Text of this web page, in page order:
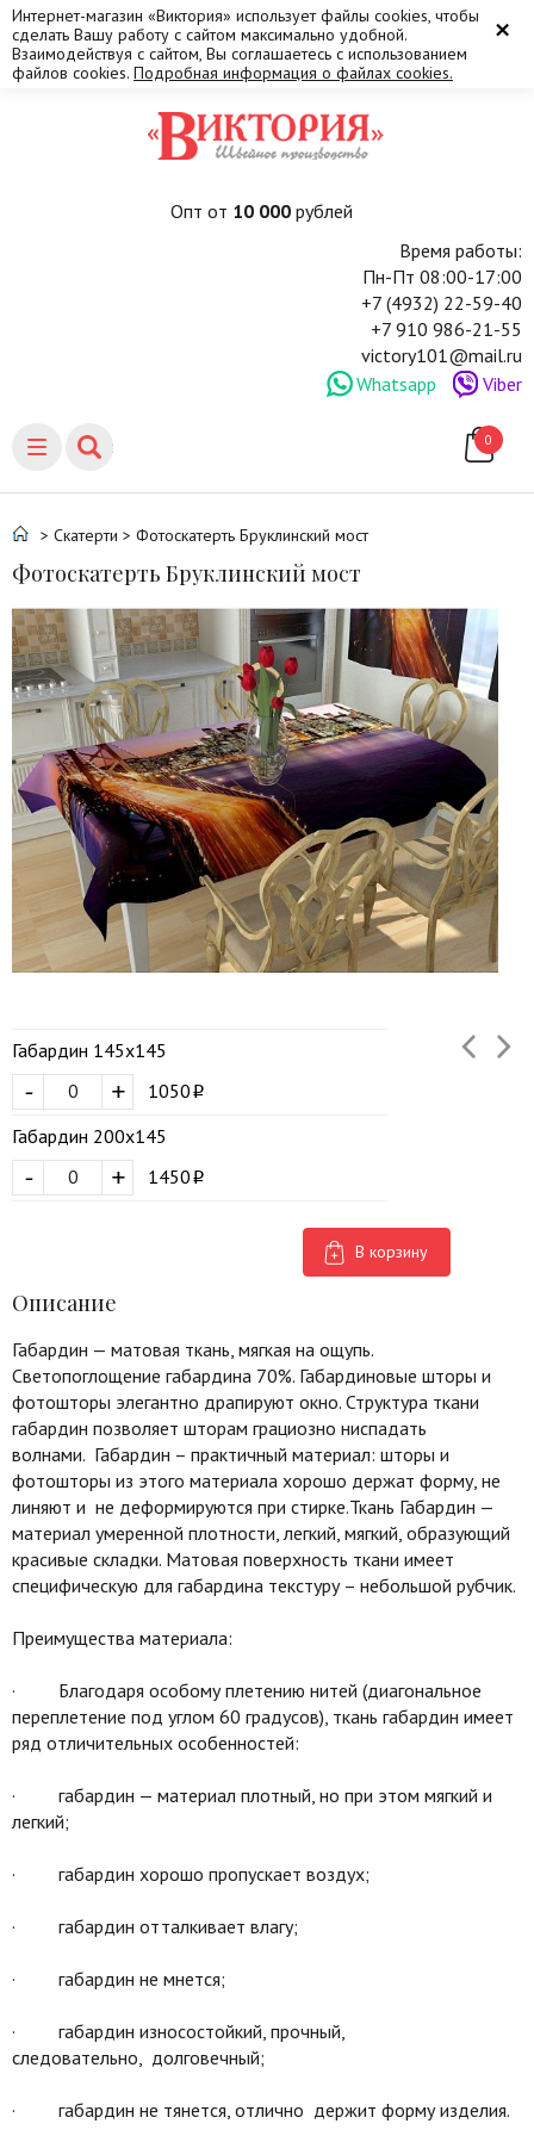
×
Интернет-магазин «Виктория» использует файлы cookies, чтобы
сделать Вашу работу с сайтом максимально удобной.
Взаимодействуя с сайтом, Вы соглашаетесь с использованием
файлов cookies. Подробная информация о файлах cookies.
Опт от 10 000рублей
Время работы:
Пн-Пт 08:00-17:00
+7 (4932) 22-59-40
+7 910 986-21-55
victory101@mail.ru
Whatsapp
Viber
0
> Скатерти > Фотоскатерть Бруклинский мост
Фотоскатерть Бруклинский мост
Габардин 145х145
+
-
1050
Габардин 200х145
+
- 1450
В корзину
Описание
Габардин — матовая ткань, мягкая на ощупь.
Светопоглощение габардина 70%. Габардиновые шторы и
фотошторы элегантно драпируют окно. Структура ткани
габардин позволяет шторам грациозно ниспадать
волнами. Габардин – практичный материал: шторы и
фотошторы из этого материала хорошо держат форму, не
линяют и не деформируются при стирке.Ткань Габардин —
материал умеренной плотности, легкий, мягкий, образующий
красивые складки. Матовая поверхность ткани имеет
специфическую для габардина текстуру – небольшой рубчик.
Преимущества материала:
· Благодаря особому плетению нитей (диагональное
переплетение под углом 60 градусов), ткань габардин имеет
ряд отличительных особенностей:
· габардин — материал плотный, но при этом мягкий и
легкий;
· габардин хорошо пропускает воздух;
· габардин отталкивает влагу;
· габардин не мнется;
· габардин износостойкий, прочный,
следовательно, долговечный;
· габардин не тянется, отлично держит форму изделия.